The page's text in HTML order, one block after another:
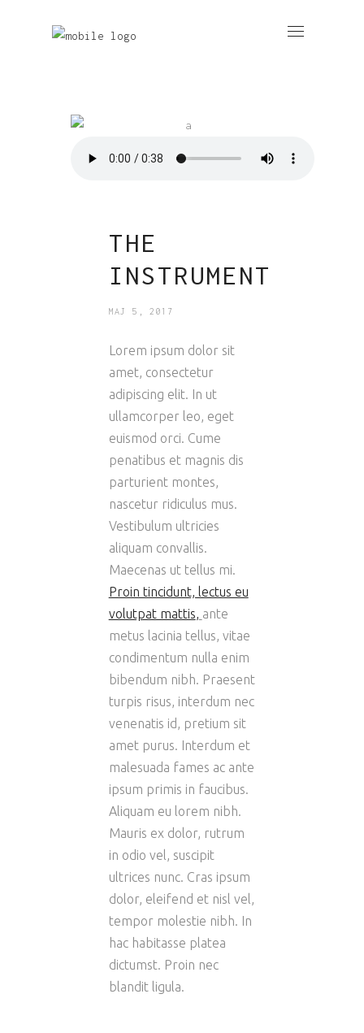
THE
INSTRUMENT
MAJ 5, 2017
Lorem ipsum dolor sit
amet, consectetur
adipiscing elit. In ut
ullamcorper leo, eget
euismod orci. Cume
penatibus et magnis dis
parturient montes,
nascetur ridiculus mus.
Vestibulum ultricies
aliquam convallis.
Maecenas ut tellus mi.
Proin tincidunt, lectus eu
volutpat mattis, ante
metus lacinia tellus, vitae
condimentum nulla enim
bibendum nibh. Praesent
turpis risus, interdum nec
venenatis id, pretium sit
amet purus. Interdum et
malesuada fames ac ante
ipsum primis in faucibus.
Aliquam eu lorem nibh.
Mauris ex dolor, rutrum
in odio vel, suscipit
ultrices nunc. Cras ipsum
dolor, eleifend et nisl vel,
tempor molestie nibh. In
hac habitasse platea
dictumst. Proin nec
blandit ligula.